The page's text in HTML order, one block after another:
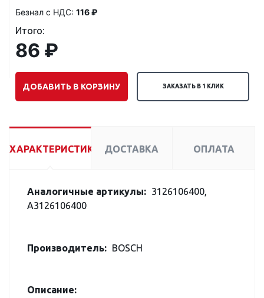
Безнал с НДС: 116 ₽
Итого:
86 ₽
ДОБАВИТЬ В КОРЗИНУ ЗАКАЗАТЬ В 1 КЛИК
ХАРАКТЕРИСТИКИ ДОСТАВКА ОПЛАТА
Аналогичные артикулы: 3126106400,
A3126106400
Производитель: BOSCH
Описание: